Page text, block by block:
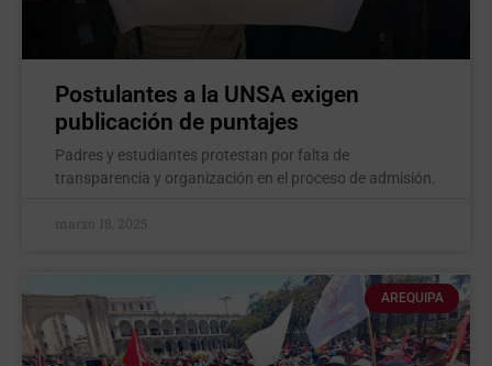
Postulantes a la UNSA exigen
publicación de puntajes
Padres y estudiantes protestan por falta de
transparencia y organización en el proceso de admisión.
marzo 18, 2025
AREQUIPA